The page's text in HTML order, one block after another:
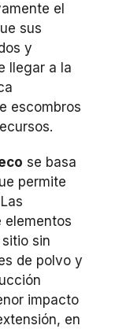
el
sus
y
llegar a la
escombros
se basa
permite
elementos
sin
de polvo y
impacto
en